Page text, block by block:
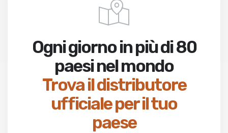
Ogni giorno in più di 80
paesi nel mondo
Trova il distributore
ufficiale per il tuo
paese